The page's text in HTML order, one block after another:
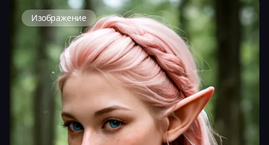
Изображение